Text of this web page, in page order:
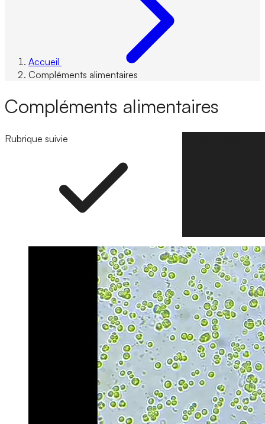
Accueil
Compléments alimentaires
Compléments alimentaires
Rubrique suivie